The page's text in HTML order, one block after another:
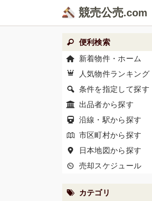
競売公売
便利検索
新着物件・ホーム
人気物件ランキング
条件を指定して探す
出品者から探す
沿線・駅から探す
市区町村から探す
日本地図から探す
売却スケジュール
カテゴリ